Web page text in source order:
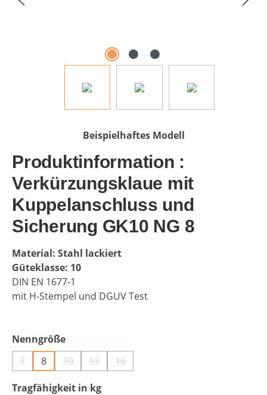
Beispielhaftes Modell
Produktinformation :
Verkürzungsklaue mit
Kuppelanschluss und
Sicherung GK10 NG 8
Material: Stahl lackiert
Güteklasse: 10
DIN EN 1677-1
mit H-Stempel und DGUV Test
Nenngrößeauswählen
7(Diese Option ist zurzeit nicht verfügbar.)
8 10(Diese Option ist zurzeit nicht verfügbar.)
13(Diese Option ist zurzeit nicht verfügbar.)
16(Diese Option ist zurzeit nicht
Tragfähigkeit in kgauswählen